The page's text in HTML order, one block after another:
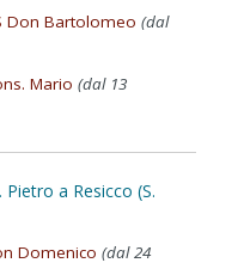
Don Bartolomeo (dal
Mario (dal 13
a Resicco (S.
Domenico (dal 24